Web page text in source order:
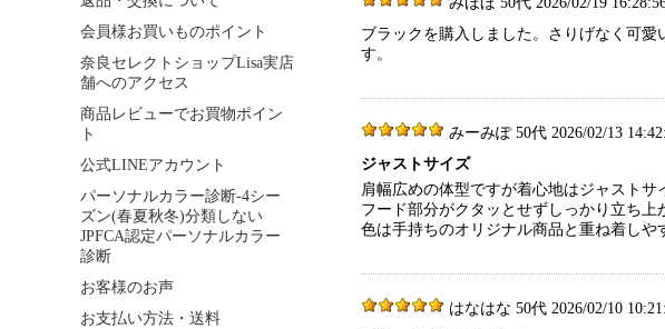
ブラックを購入しました。さりげなく可
す。
みーみぽ 50代 2026/02/13
ジャストサイズ
肩幅広めの体型ですが着心地はジャストサ
フード部分がクタッとせずしっかり立ち上
色は手持ちのオリジナル商品と重ね着しや
はなはな 50代 2026/02/10
会員様お買いものポイント
奈良セレクトショップLisa実店
舗へのアクセス
商品レビューでお買物ポイン
ト
公式LINEアカウント
パーソナルカラー診断-4シー
ズン(春夏秋冬)分類しない
JPFCA認定パーソナルカラー
診断
お客様のお声
お支払い方法・送料